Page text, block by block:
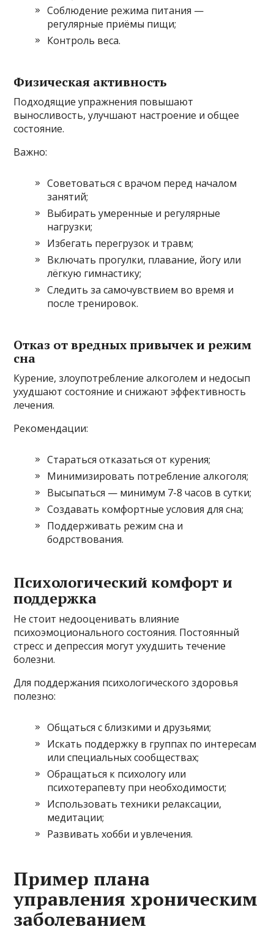
Соблюдение режима питания —
регулярные приёмы пищи;
Контроль веса.
Физическая активность
Подходящие упражнения повышают
выносливость, улучшают настроение и общее
состояние.
Важно:
Советоваться с врачом перед началом
занятий;
Выбирать умеренные и регулярные
нагрузки;
Избегать перегрузок и травм;
Включать прогулки, плавание, йогу или
лёгкую гимнастику;
Следить за самочувствием во время и
после тренировок.
Отказ от вредных привычек и режим
сна
Курение, злоупотребление алкоголем и недосып
ухудшают состояние и снижают эффективность
лечения.
Рекомендации:
Стараться отказаться от курения;
Минимизировать потребление алкоголя;
Высыпаться — минимум 7-8 часов в сутки;
Создавать комфортные условия для сна;
Поддерживать режим сна и
бодрствования.
Психологический комфорт и
поддержка
Не стоит недооценивать влияние
психоэмоционального состояния. Постоянный
стресс и депрессия могут ухудшить течение
болезни.
Для поддержания психологического здоровья
полезно:
Общаться с близкими и друзьями;
Искать поддержку в группах по интересам
или специальных сообществах;
Обращаться к психологу или
психотерапевту при необходимости;
Использовать техники релаксации,
медитации;
Развивать хобби и увлечения.
Пример плана
управления хроническим
заболеванием